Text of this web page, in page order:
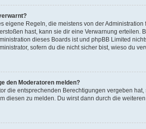
eigene Regeln, die meistens von der
hast, kann sie dir eine Verwarnung erteilen.
dieses Boards ist und phpBB Limited
sofern du die nicht sicher bist, wieso du
den Moderatoren melden?
die entsprechenden Berechtigungen vergeben
diesen zu melden. Du wirst dann durch die